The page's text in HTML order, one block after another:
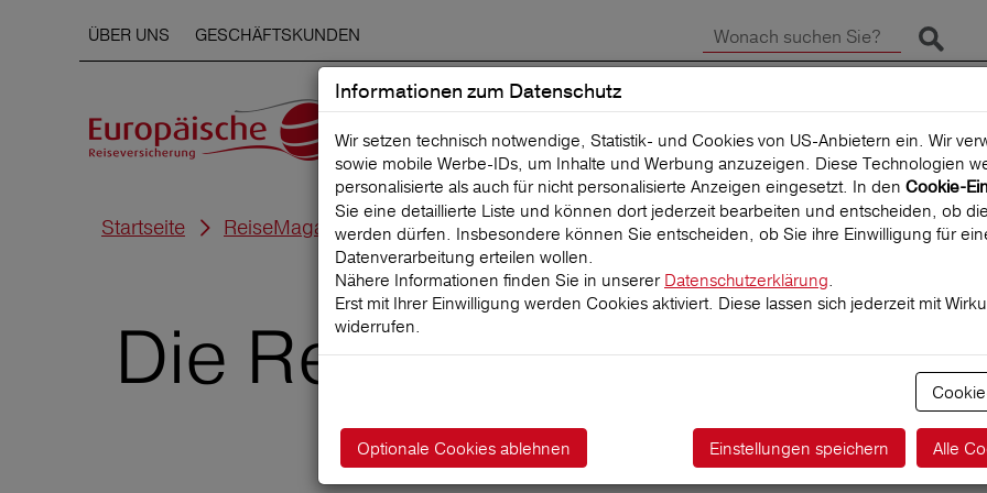
ÜBER UNS GESCHÄFTSKUNDEN
Suche
SCHADEN MELDEN
Startseite ReiseMagazin
Die Reise-Bucketlist für
26.07.2022
Informationen zum Datenschutz
Wir setzen technisch notwendige, Statistik- und Cookies von US-Anbietern ein. Wir
sowie mobile Werbe‑IDs, um Inhalte und Werbung anzuzeigen. Diese Technologien
personalisierte als auch für nicht personalisierte Anzeigen eingesetzt. In den Cookie-
Sie eine detaillierte Liste und können dort jederzeit bearbeiten und entscheiden, ob
werden dürfen. Insbesondere können Sie entscheiden, ob Sie ihre Einwilligung für
Datenverarbeitung erteilen wollen.
Nähere Informationen finden Sie in unserer Datenschutzerklärung.
Erst mit Ihrer Einwilligung werden Cookies aktiviert. Diese lassen sich jederzeit mit
widerrufen.
Alle
Optionale Cookies ablehnen Einstellungen speichern